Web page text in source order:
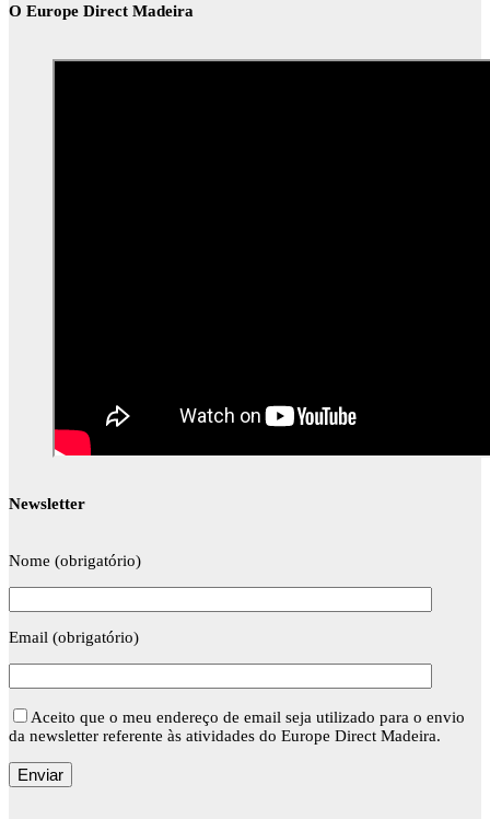
O Europe Direct Madeira
Newsletter
Nome (obrigatório)
Email (obrigatório)
Aceito que o meu endereço de email seja utilizado para o envio
da newsletter referente às atividades do Europe Direct Madeira.